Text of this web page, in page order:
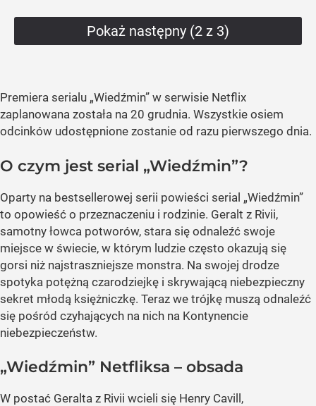
Pokaż następny (2 z 3)
Premiera serialu „Wiedźmin” w serwisie Netflix
zaplanowana została na 20 grudnia. Wszystkie osiem
odcinków udostępnione zostanie od razu pierwszego dnia.
O czym jest serial „Wiedźmin”?
Oparty na bestsellerowej serii powieści serial „Wiedźmin”
to opowieść o przeznaczeniu i rodzinie. Geralt z Rivii,
samotny łowca potworów, stara się odnaleźć swoje
miejsce w świecie, w którym ludzie często okazują się
gorsi niż najstraszniejsze monstra. Na swojej drodze
spotyka potężną czarodziejkę i skrywającą niebezpieczny
sekret młodą księżniczkę. Teraz we trójkę muszą odnaleźć
się pośród czyhających na nich na Kontynencie
niebezpieczeństw.
„Wiedźmin” Netfliksa – obsada
W postać Geralta z Rivii wcieli się Henry Cavill,